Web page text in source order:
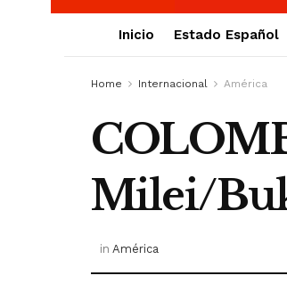
Inicio Estado Español
Home Internacional América
Milei/
in América